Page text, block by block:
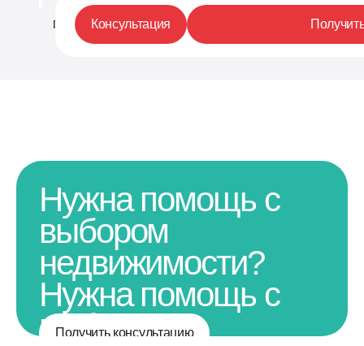
ПланировкаКонсультация
Нужна помощь с
выбором
недвижимости?
Нужна помощь с
выбором
Получить консультацию